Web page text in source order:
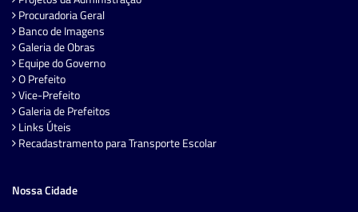
Procuradoria Geral
Banco de Imagens
Galeria de Obras
Equipe do Governo
O Prefeito
Vice-Prefeito
Galeria de Prefeitos
Links Úteis
Recadastramento para Transporte Escolar
Nossa Cidade